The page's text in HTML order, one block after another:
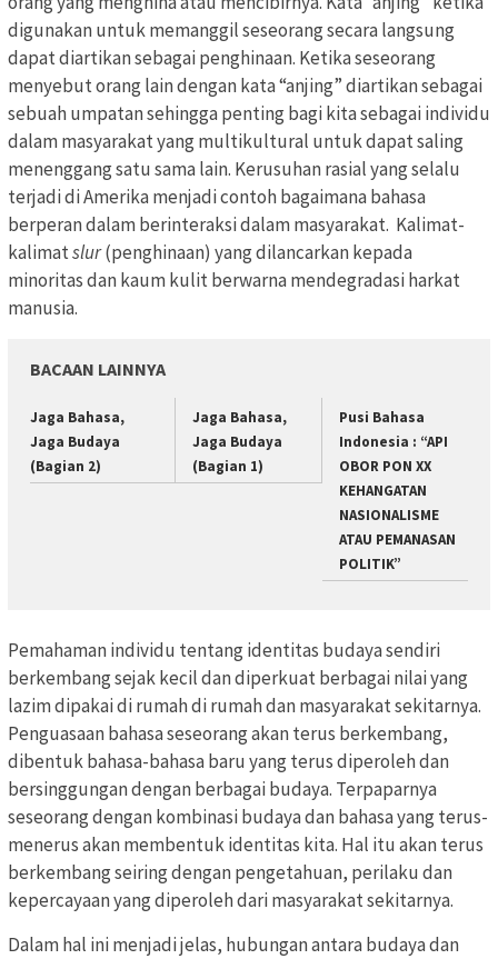
digunakan untuk memanggil seseorang secara langsung
dapat diartikan sebagai penghinaan. Ketika seseorang
menyebut orang lain dengan kata “anjing” diartikan sebagai
sebuah umpatan sehingga penting bagi kita sebagai individu
dalam masyarakat yang multikultural untuk dapat saling
menenggang satu sama lain. Kerusuhan rasial yang selalu
terjadi di Amerika menjadi contoh bagaimana bahasa
berperan dalam berinteraksi dalam masyarakat. Kalimat-
kalimatslur(penghinaan) yang dilancarkan kepada
minoritas dan kaum kulit berwarna mendegradasi harkat
manusia.
BACAAN LAINNYA
Jaga Bahasa,
Jaga Budaya
(Bagian 2)
Jaga Bahasa,
Jaga Budaya
(Bagian 1)
Pusi Bahasa
Indonesia : “API
OBOR PON XX
KEHANGATAN
NASIONALISME
ATAU PEMANASAN
POLITIK”
Pemahaman individu tentang identitas budaya sendiri
berkembang sejak kecil dan diperkuat berbagai nilai yang
lazim dipakai di rumah di rumah dan masyarakat sekitarnya.
Penguasaan bahasa seseorang akan terus berkembang,
dibentuk bahasa-bahasa baru yang terus diperoleh dan
bersinggungan dengan berbagai budaya. Terpaparnya
seseorang dengan kombinasi budaya dan bahasa yang terus-
menerus akan membentuk identitas kita. Hal itu akan terus
berkembang seiring dengan pengetahuan, perilaku dan
kepercayaan yang diperoleh dari masyarakat sekitarnya.
Dalam hal ini menjadi jelas, hubungan antara budaya dan